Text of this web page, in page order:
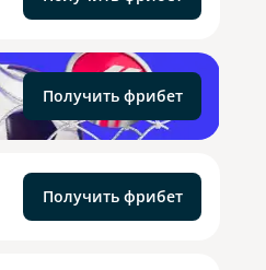
Получить фрибет
Получить фрибет